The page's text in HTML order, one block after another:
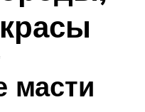
масти